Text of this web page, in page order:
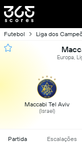
Futebol Liga dos
Europa,
Maccabi Tel Aviv
(Israel)
Partida Escalações